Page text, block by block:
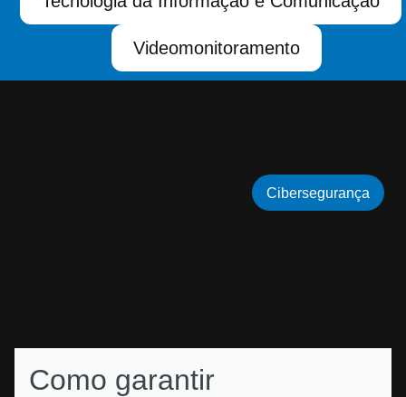
Videomonitoramento
Como garantir
Cibersegurança